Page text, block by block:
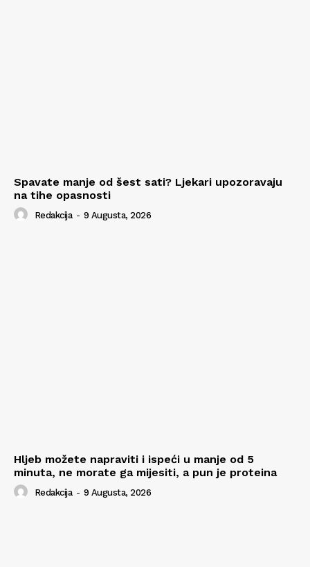
Spavate manje od šest sati? Ljekari upozoravaju
na tihe opasnosti
Redakcija - 9 Augusta, 2026
Hljeb možete napraviti i ispeći u manje od 5
minuta, ne morate ga mijesiti, a pun je proteina
Redakcija - 9 Augusta, 2026